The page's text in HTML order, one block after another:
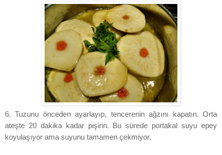
6. Tuzunu önceden ayarlayıp, tencerenin ağzını kapatın. Orta
ateşte 20 dakika kadar pişirin. Bu sürede portakal suyu epey
koyulaşıyor ama suyunu tamamen çekmiyor.